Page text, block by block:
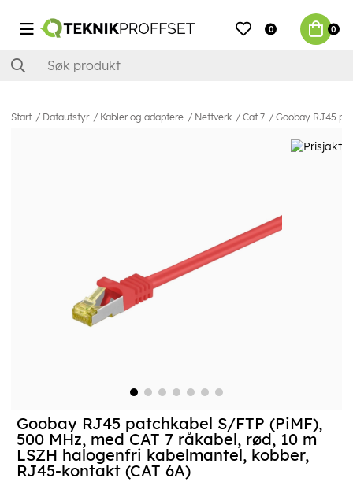
0 0
Start Datautstyr Kabler og adaptere Nettverk Cat 7 Goobay RJ45
Goobay RJ45 patchkabel S/FTP (PiMF),
500 MHz, med CAT 7 råkabel, rød, 10 m
LSZH halogenfri kabelmantel, kobber,
RJ45-kontakt (CAT 6A)